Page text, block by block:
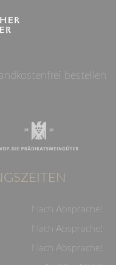
bestellen
Nach Absprache!
Nach Absprache!
Nach Absprache!